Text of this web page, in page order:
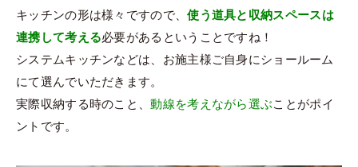
キッチンの形は様々ですので、使う道具と収納スペースは
連携して考える必要があるということですね！
システムキッチンなどは、お施主様ご自身にショールーム
にて選んでいただきます。
実際収納する時のこと、動線を考えながら選ぶことがポイ
ントです。